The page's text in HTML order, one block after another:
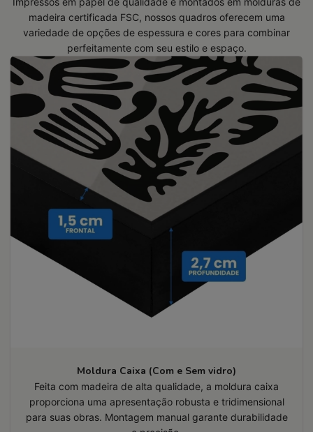
madeira certificada FSC, nossos quadros oferecem uma
variedade de opções de espessura e cores para combinar
perfeitamente com seu estilo e espaço.
Moldura Caixa (Com e Sem vidro)
Feita com madeira de alta qualidade, a moldura caixa
proporciona uma apresentação robusta e tridimensional
para suas obras. Montagem manual garante durabilidade